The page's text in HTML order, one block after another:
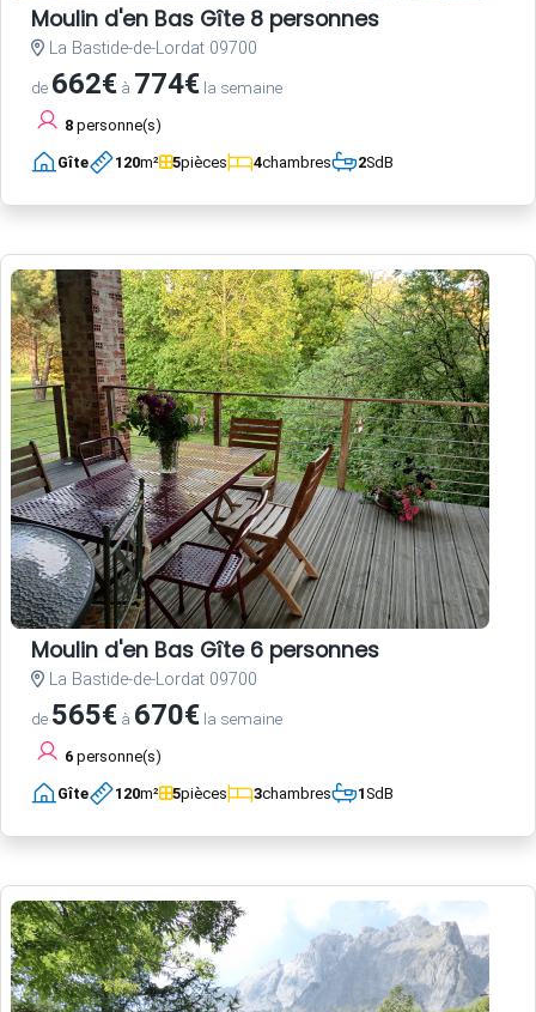
Moulin d'en Bas Gîte 8 personnes
La Bastide-de-Lordat 09700
de 662€ à 774€ la semaine
8 personne(s)
Gîte 120m² 5pièces 4chambres 2SdB
Moulin d'en Bas Gîte 6 personnes
La Bastide-de-Lordat 09700
de 565€ à 670€ la semaine
6 personne(s)
Gîte 120m² 5pièces 3chambres 1SdB